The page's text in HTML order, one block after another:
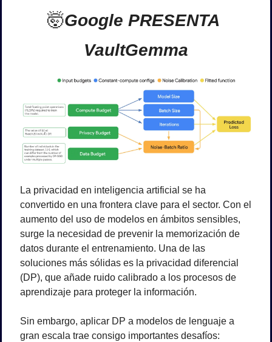
🤯Google PRESENTA
VaultGemma
La privacidad en inteligencia artificial se ha
convertido en una frontera clave para el sector. Con el
aumento del uso de modelos en ámbitos sensibles,
surge la necesidad de prevenir la memorización de
datos durante el entrenamiento. Una de las
soluciones más sólidas es la privacidad diferencial
(DP), que añade ruido calibrado a los procesos de
aprendizaje para proteger la información.
Sin embargo, aplicar DP a modelos de lenguaje a
gran escala trae consigo importantes desafíos: